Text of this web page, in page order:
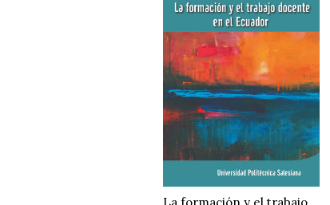
La formación y el trabajo